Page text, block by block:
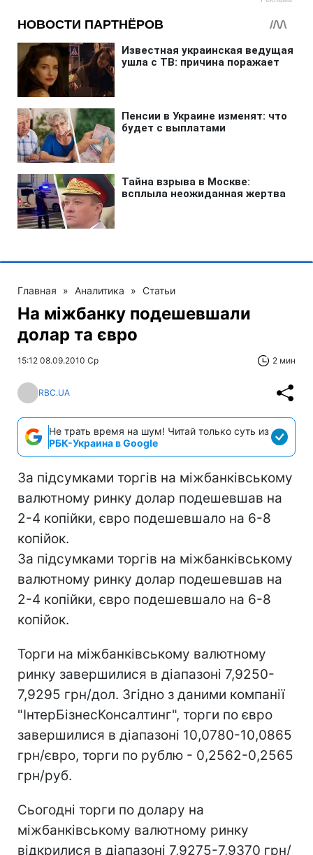
Главная » Аналитика » Статьи
На міжбанку подешевшали
долар та євро
15:12 08.09.2010 Ср 2 мин
RBC.UA
Не трать время на шум! Читай только суть из
РБК-Украина в Google
За підсумками торгів на міжбанківському
валютному ринку долар подешевшав на
2-4 копійки, євро подешевшало на 6-8
копійок.
За підсумками торгів на міжбанківському
валютному ринку долар подешевшав на
2-4 копійки, євро подешевшало на 6-8
копійок.
Торги на міжбанківському валютному
ринку завершилися в діапазоні 7,9250-
7,9295 грн/дол. Згідно з даними компанії
"ІнтерБізнесКонсалтинг", торги по євро
завершилися в діапазоні 10,0780-10,0865
грн/євро, торги по рублю - 0,2562-0,2565
грн/руб.
Сьогодні торги по долару на
міжбанківському валютному ринку
відкрилися в діапазоні 7,9275-7,9370 грн/